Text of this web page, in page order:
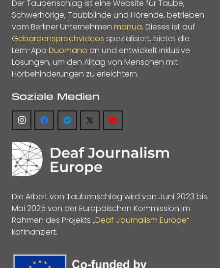
Der Taubenschlag ist eine Website für Taube,
Schwerhörige, Taubblinde und Hörende, betrieben
vom Berliner Unternehmen manua. Dieses ist auf
Gebärdensprachvideos spezialisiert, bietet die
Lern-App Duomano an und entwickelt inklusive
Lösungen, um den Alltag von Menschen mit
Hörbehinderungen zu erleichtern.
Soziale Medien
Die Arbeit von Taubenschlag wird von Juni 2023 bis
Mai 2025 von der Europäischen Kommission im
Rahmen des Projekts „Deaf Journalism Europe“
kofinanziert.